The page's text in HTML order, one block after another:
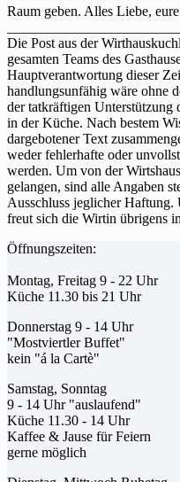
Raum geben. Alles Liebe,
Die Post aus der
gesamten Teams des
Hauptverantwortung dieser
handlungsunfähig wäre ohne
der tatkräftigen Unterstützung
in der Küche. Nach bestem
dargebotener Text
weder fehlerhafte oder
werden. Um von der
gelangen, sind alle Angaben
Ausschluss jeglicher Haftung.
freut sich die Wirtin übrigens
Öffnungszeiten:
Montag, Freitag 9 - 22 Uhr
Küche 11.30 bis 21 Uhr
Donnerstag 9 - 14 Uhr
"Mostviertler Buffet"
kein "á la Cartè"
Samstag, Sonntag
9 - 14 Uhr "auslaufend"
Küche 11.30 - 14 Uhr
Kaffee & Jause für Feiern
gerne möglich